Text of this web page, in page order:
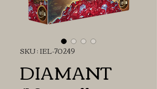
SKU : IEL-70249
DIAMANT